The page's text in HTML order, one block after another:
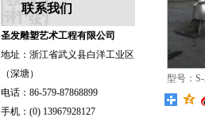
联系我们
圣发雕塑艺术工程有限公司
地址：浙江省武义县白洋工业区
（深塘）
电话：86-579-87868899
手机：(0) 13967928127
型号：